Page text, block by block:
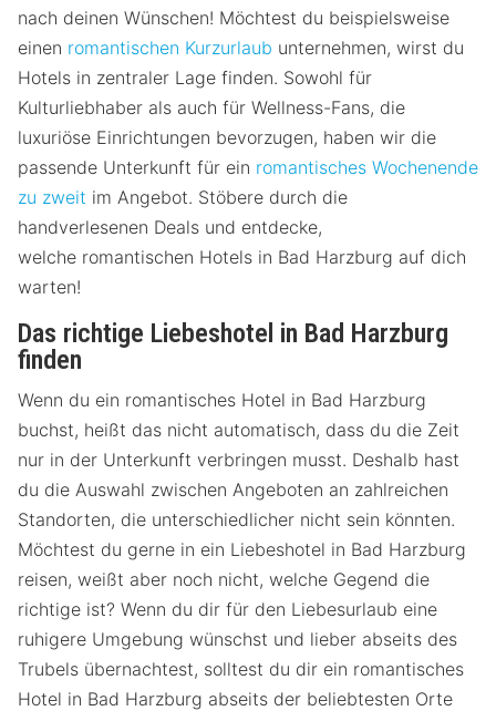
nach deinen Wünschen! Möchtest du beispielsweise
einen romantischen Kurzurlaub unternehmen, wirst du
Hotels in zentraler Lage finden. Sowohl für
Kulturliebhaber als auch für Wellness-Fans, die
luxuriöse Einrichtungen bevorzugen, haben wir die
passende Unterkunft für ein romantisches Wochenende
zu zweit im Angebot. Stöbere durch die
handverlesenen Deals und entdecke,
welche romantischen Hotels in Bad Harzburg auf dich
warten!
Das richtige Liebeshotel in Bad Harzburg
finden
Wenn du ein romantisches Hotel in Bad Harzburg
buchst, heißt das nicht automatisch, dass du die Zeit
nur in der Unterkunft verbringen musst. Deshalb hast
du die Auswahl zwischen Angeboten an zahlreichen
Standorten, die unterschiedlicher nicht sein könnten.
Möchtest du gerne in ein Liebeshotel in Bad Harzburg
reisen, weißt aber noch nicht, welche Gegend die
richtige ist? Wenn du dir für den Liebesurlaub eine
ruhigere Umgebung wünschst und lieber abseits des
Trubels übernachtest, solltest du dir ein romantisches
Hotel in Bad Harzburg abseits der beliebtesten Orte